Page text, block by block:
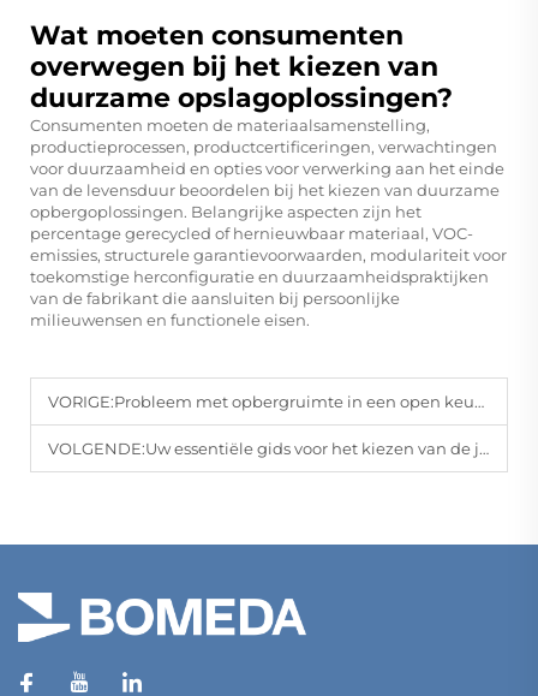
Wat moeten consumenten
overwegen bij het kiezen van
duurzame opslagoplossingen?
Consumenten moeten de materiaalsamenstelling,
productieprocessen, productcertificeringen, verwachtingen
voor duurzaamheid en opties voor verwerking aan het einde
van de levensduur beoordelen bij het kiezen van duurzame
opbergoplossingen. Belangrijke aspecten zijn het
percentage gerecycled of hernieuwbaar materiaal, VOC-
emissies, structurele garantievoorwaarden, modulariteit voor
toekomstige herconfiguratie en duurzaamheidspraktijken
van de fabrikant die aansluiten bij persoonlijke
milieuwensen en functionele eisen.
VORIGE:Probleem met opbergruimte in een open keuken? Aangepaste oplossingen van Bomeda, waar schoonheid en praktischheid samengaan
VOLGENDE:Uw essentiële gids voor het kiezen van de juiste beugels voor houten planken